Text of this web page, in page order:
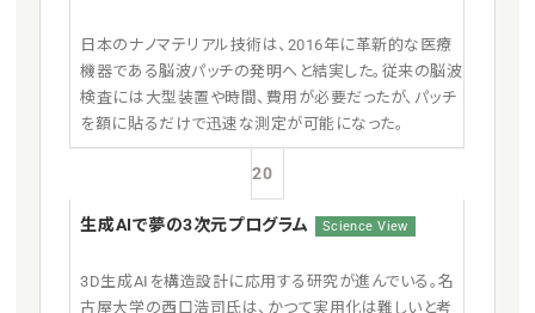
日本のナノマテリアル技術は、2016年に革新的な医療
機器である脳波パッチの発明へと結実した。従来の脳波
検査には大型装置や時間、費用が必要だったが、パッチ
を額に貼るだけで迅速な測定が可能になった。
20
生成AIで夢の3次元プログラム Science View
3D生成AIを構造設計に応用する研究が進んでいる。名
古屋大学の西口浩司氏は、かつて実用化は難しいと考